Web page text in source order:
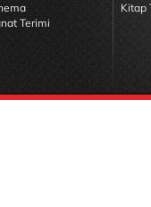
Terimi
Kitap